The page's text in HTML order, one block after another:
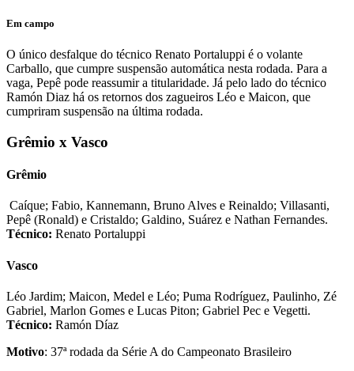
Em campo
O único desfalque do técnico Renato Portaluppi é o volante
Carballo, que cumpre suspensão automática nesta rodada. Para a
vaga, Pepê pode reassumir a titularidade. Já pelo lado do técnico
Ramón Diaz há os retornos dos zagueiros Léo e Maicon, que
cumpriram suspensão na última rodada.
Grêmio x Vasco
Grêmio
Caíque; Fabio, Kannemann, Bruno Alves e Reinaldo; Villasanti,
Pepê (Ronald) e Cristaldo; Galdino, Suárez e Nathan Fernandes.
Técnico: Renato Portaluppi
Vasco
Léo Jardim; Maicon, Medel e Léo; Puma Rodríguez, Paulinho, Zé
Gabriel, Marlon Gomes e Lucas Piton; Gabriel Pec e Vegetti.
Técnico: Ramón Díaz
Motivo: 37ª rodada da Série A do Campeonato Brasileiro